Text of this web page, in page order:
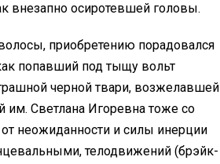
внезапно осиротевшей головы.
приобретению порадовался
попавший под тыщу вольт
черной твари, возжелавшей
им. Светлана Игоревна тоже со
неожиданности и силы инерции
телодвижений (брэйк-